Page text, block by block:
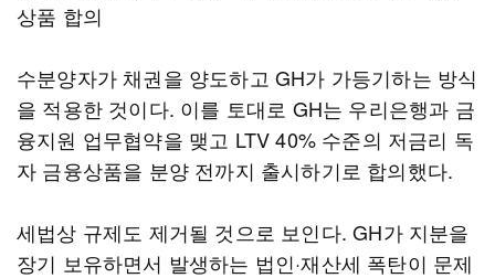
상품 합의
수분양자가 채권을 양도하고 GH가 가등기하는 방식
을 적용한 것이다. 이를 토대로 GH는 우리은행과 금
융지원 업무협약을 맺고 LTV 40% 수준의 저금리 독
자 금융상품을 분양 전까지 출시하기로 합의했다.
세법상 규제도 제거될 것으로 보인다. GH가 지분을
장기 보유하면서 발생하는 법인·재산세 폭탄이 문제